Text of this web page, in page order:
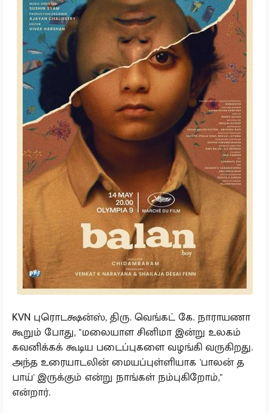
KVN புரொடக்ஷன்ஸ், திரு. வெங்கட் கே. நாராயணா
கூறும் போது, "மலையாள சினிமா இன்று உலகம்
கவனிக்கக் கூடிய படைப்புகளை வழங்கி வருகிறது.
அந்த உரையாடலின் மையப்புள்ளியாக 'பாலன் த
பாய்' இருக்கும் என்று நாங்கள் நம்புகிறோம்,"
என்றார்.